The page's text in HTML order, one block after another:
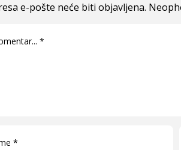
e-pošte neće biti objavljena.